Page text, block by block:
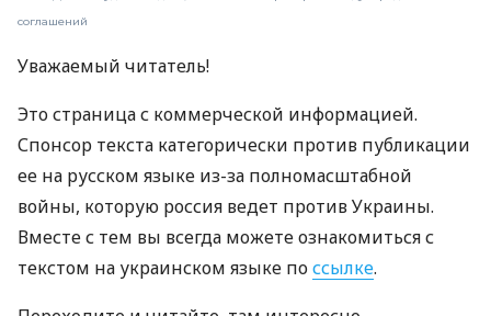
соглашений
Уважаемый читатель!
Это страница с коммерческой информацией.
Спонсор текста категорически против публикации
ее на русском языке из-за полномасштабной
войны, которую россия ведет против Украины.
Вместе с тем вы всегда можете ознакомиться с
текстом на украинском языке поссылке.